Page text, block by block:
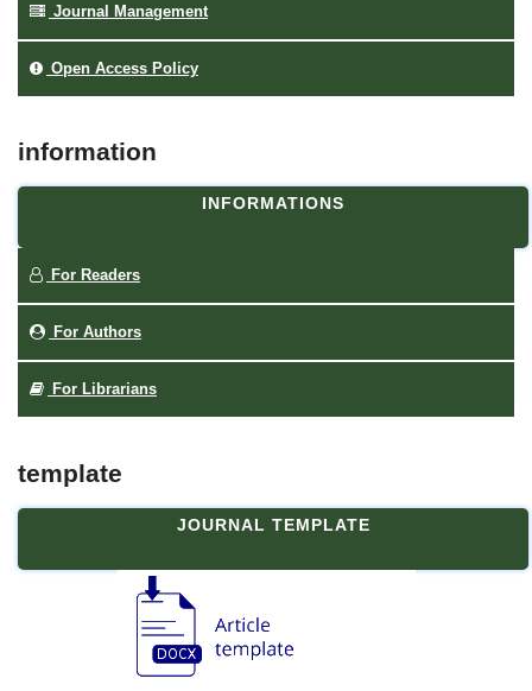
Journal Management
Open Access Policy
information
INFORMATIONS
For Readers
For Authors
For Librarians
template
JOURNAL TEMPLATE